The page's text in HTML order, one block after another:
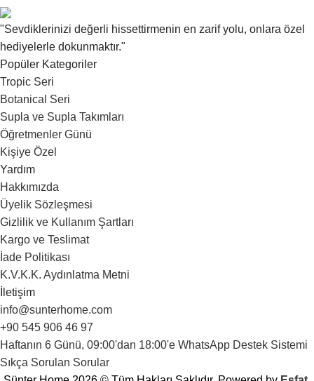
"Sevdiklerinizi değerli hissettirmenin en zarif yolu, onlara özel
hediyelerle dokunmaktır."
Popüler Kategoriler
Tropic Seri
Botanical Seri
Supla ve Supla Takımları
Öğretmenler Günü
Kişiye Özel
Yardım
Hakkımızda
Üyelik Sözleşmesi
Gizlilik ve Kullanım Şartları
Kargo ve Teslimat
İade Politikası
K.V.K.K. Aydınlatma Metni
İletişim
info@sunterhome.com
+90 545 906 46 97
Haftanın 6 Günü, 09:00'dan 18:00'e WhatsApp Destek Sistemi
Sıkça Sorulan Sorular